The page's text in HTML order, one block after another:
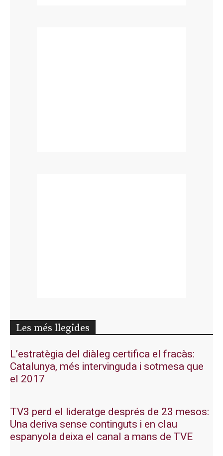
Les més llegides
L’estratègia del diàleg certifica el fracàs:
Catalunya, més intervinguda i sotmesa que
el 2017
TV3 perd el lideratge després de 23 mesos:
Una deriva sense continguts i en clau
espanyola deixa el canal a mans de TVE